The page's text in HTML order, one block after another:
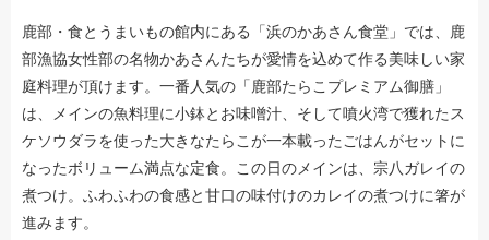
鹿部・食とうまいもの館内にある「浜のかあさん食堂」では、鹿
部漁協女性部の名物かあさんたちが愛情を込めて作る美味しい家
庭料理が頂けます。一番人気の「鹿部たらこプレミアム御膳」
は、メインの魚料理に小鉢とお味噌汁、そして噴火湾で獲れたス
ケソウダラを使った大きなたらこが一本載ったごはんがセットに
なったボリューム満点な定食。この日のメインは、宗八ガレイの
煮つけ。ふわふわの食感と甘口の味付けのカレイの煮つけに箸が
進みます。